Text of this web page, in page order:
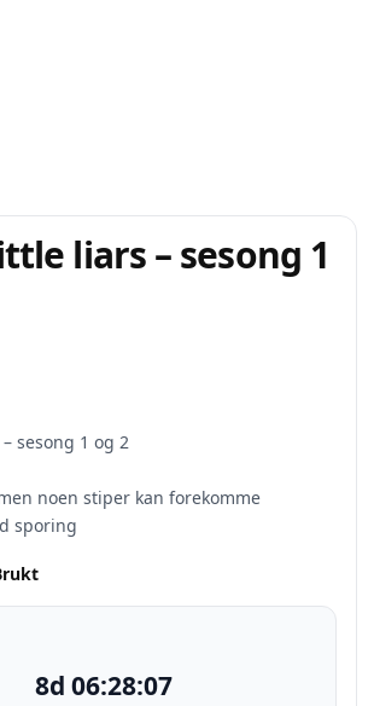
liars – sesong 1
sesong 1 og 2
noen stiper kan forekomme
sporing
8d 06:28:07